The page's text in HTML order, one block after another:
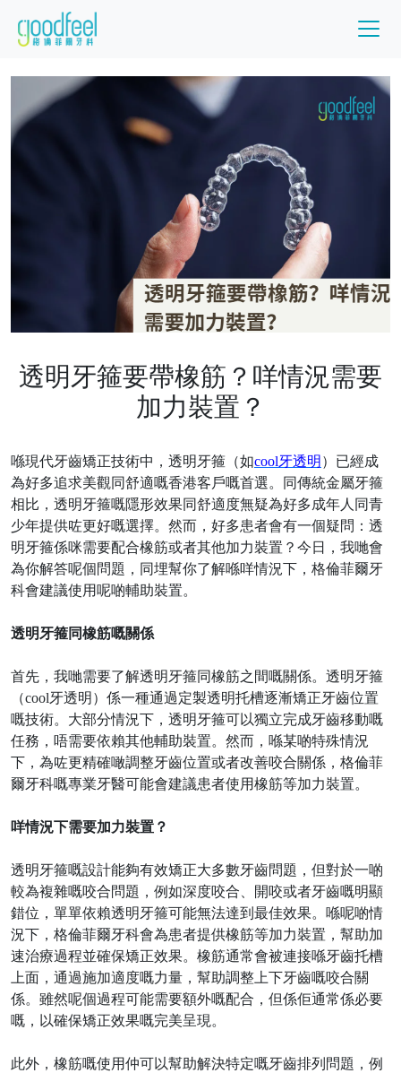
透明牙箍要帶橡筋？咩情況需要
加力裝置？
喺現代牙齒矯正技術中，透明牙箍（如cool牙透明 ）已經成
為好多追求美觀同舒適嘅香港客戶嘅首選。同傳統金屬牙箍
相比，透明牙箍嘅隱形效果同舒適度無疑為好多成年人同青
少年提供咗更好嘅選擇。然而，好多患者會有一個疑問：透
明牙箍係咪需要配合橡筋或者其他加力裝置？今日，我哋會
為你解答呢個問題，同埋幫你了解喺咩情況下，格倫菲爾牙
科會建議使用呢啲輔助裝置。
透明牙箍同橡筋嘅關係
首先，我哋需要了解透明牙箍同橡筋之間嘅關係。透明牙箍
（cool牙透明）係一種通過定製透明托槽逐漸矯正牙齒位置
嘅技術。大部分情況下，透明牙箍可以獨立完成牙齒移動嘅
任務，唔需要依賴其他輔助裝置。然而，喺某啲特殊情況
下，為咗更精確噉調整牙齒位置或者改善咬合關係，格倫菲
爾牙科嘅專業牙醫可能會建議患者使用橡筋等加力裝置。
咩情況下需要加力裝置？
透明牙箍嘅設計能夠有效矯正大多數牙齒問題，但對於一啲
較為複雜嘅咬合問題，例如深度咬合、開咬或者牙齒嘅明顯
錯位，單單依賴透明牙箍可能無法達到最佳效果。喺呢啲情
況下，格倫菲爾牙科會為患者提供橡筋等加力裝置，幫助加
速治療過程並確保矯正效果。橡筋通常會被連接喺牙齒托槽
上面，通過施加適度嘅力量，幫助調整上下牙齒嘅咬合關
係。雖然呢個過程可能需要額外嘅配合，但係佢通常係必要
嘅，以確保矯正效果嘅完美呈現。
此外，橡筋嘅使用仲可以幫助解決特定嘅牙齒排列問題，例